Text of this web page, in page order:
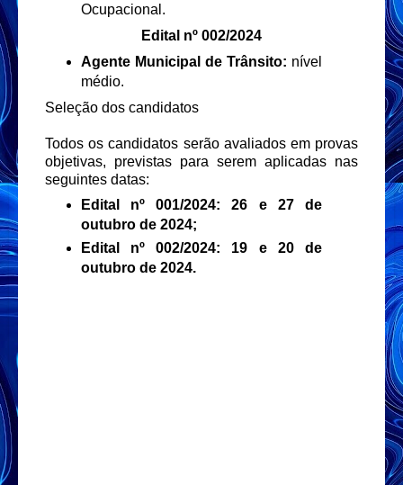
Ocupacional.
Edital nº 002/2024
Agente Municipal de Trânsito: nível
médio.
Seleção dos candidatos
Todos os candidatos serão avaliados em provas
objetivas, previstas para serem aplicadas nas
seguintes datas:
Edital nº 001/2024: 26 e 27 de
outubro de 2024;
Edital nº 002/2024: 19 e 20 de
outubro de 2024.